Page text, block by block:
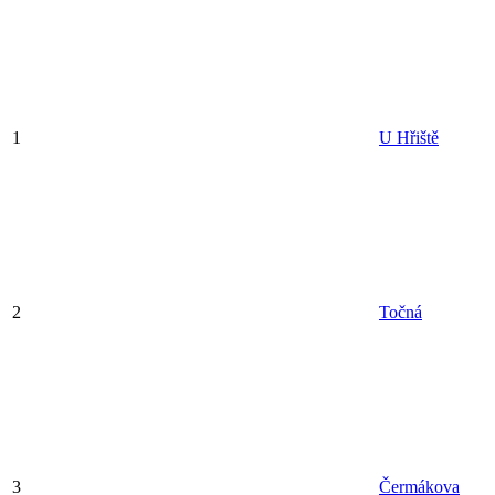
1 U Hřiště
2 Točná
3 Čermákova